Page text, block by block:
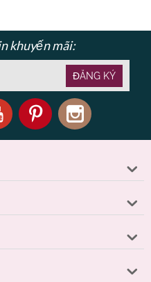
khuyến mãi:
ĐĂNG KÝ